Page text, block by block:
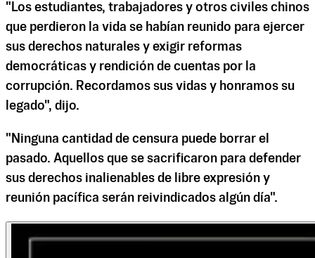
"Los estudiantes, trabajadores y otros civiles chinos
que perdieron la vida se habían reunido para ejercer
sus derechos naturales y exigir reformas
democráticas y rendición de cuentas por la
corrupción. Recordamos sus vidas y honramos su
legado", dijo.
"Ninguna cantidad de censura puede borrar el
pasado. Aquellos que se sacrificaron para defender
sus derechos inalienables de libre expresión y
reunión pacífica serán reivindicados algún día".